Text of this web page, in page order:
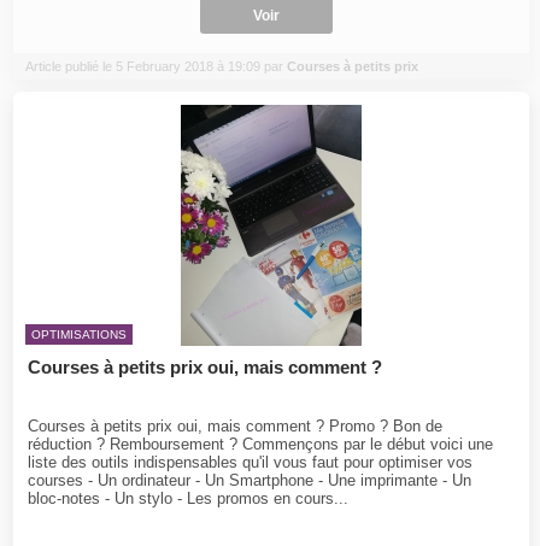
Voir
Article publié le 5 February 2018 à 19:09 par Courses à petits prix
OPTIMISATIONS
Courses à petits prix oui, mais comment ?
Courses à petits prix oui, mais comment ? Promo ? Bon de
réduction ? Remboursement ? Commençons par le début voici une
liste des outils indispensables qu'il vous faut pour optimiser vos
courses - Un ordinateur - Un Smartphone - Une imprimante - Un
bloc-notes - Un stylo - Les promos en cours...